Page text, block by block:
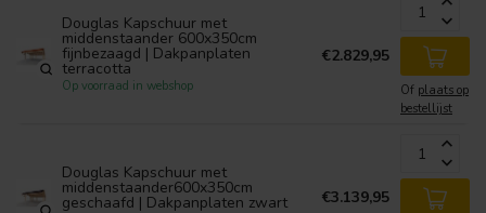
Douglas Kapschuur met
middenstaander 600x350cm
fijnbezaagd | Dakpanplaten
terracotta
Op voorraad in webshop
€2.829,95
Of plaats op
bestellijst
Douglas Kapschuur met
middenstaander600x350cm
geschaafd | Dakpanplaten zwart €3.139,95